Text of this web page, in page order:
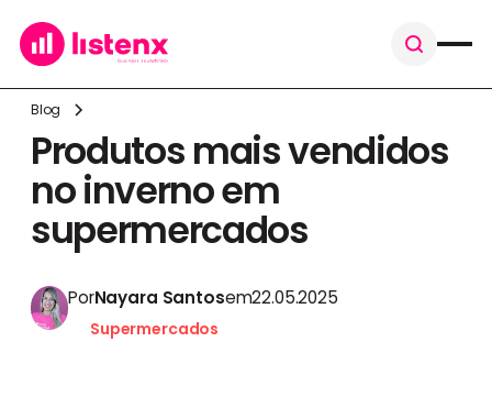
Blog
Produtos mais vendidos
no inverno em
supermercados
PorNayara Santosem22.05.2025
Supermercados